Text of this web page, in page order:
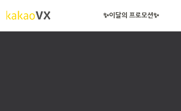
✨️이달의 프로모션✨️
배너 + 메시지 상품을 동시에! 더블탭 프로모션